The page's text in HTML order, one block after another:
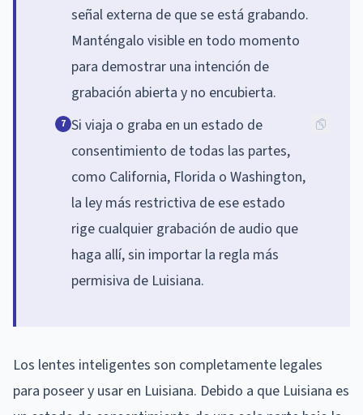
señal externa de que se está grabando.
Manténgalo visible en todo momento
para demostrar una intención de
grabación abierta y no encubierta.
7 Si viaja o graba en un estado de
consentimiento de todas las partes,
como California, Florida o Washington,
la ley más restrictiva de ese estado
rige cualquier grabación de audio que
haga allí, sin importar la regla más
permisiva de Luisiana.
Los lentes inteligentes son completamente legales
para poseer y usar en Luisiana. Debido a que Luisiana es